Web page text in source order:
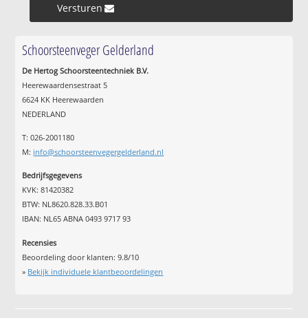
Versturen »
Schoorsteenveger Gelderland
De Hertog Schoorsteentechniek B.V.
Heerewaardensestraat 5
6624 KK Heerewaarden
NEDERLAND
T: 026-2001180
M: info@schoorsteenvegergelderland.nl
Bedrijfsgegevens
KVK: 81420382
BTW: NL8620.828.33.B01
IBAN: NL65 ABNA 0493 9717 93
Recensies
Beoordeling door klanten:9.8/10
» Bekijk individuele klantbeoordelingen